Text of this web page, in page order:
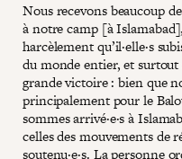
Nous recevons beaucoup
à notre camp [à
harcèlement qu’il·elle·s
du monde entier, et
grande victoire : bien que
principalement pour le
sommes arrivé·e·s à
celles des mouvements de
soutenu·e·s. La personne